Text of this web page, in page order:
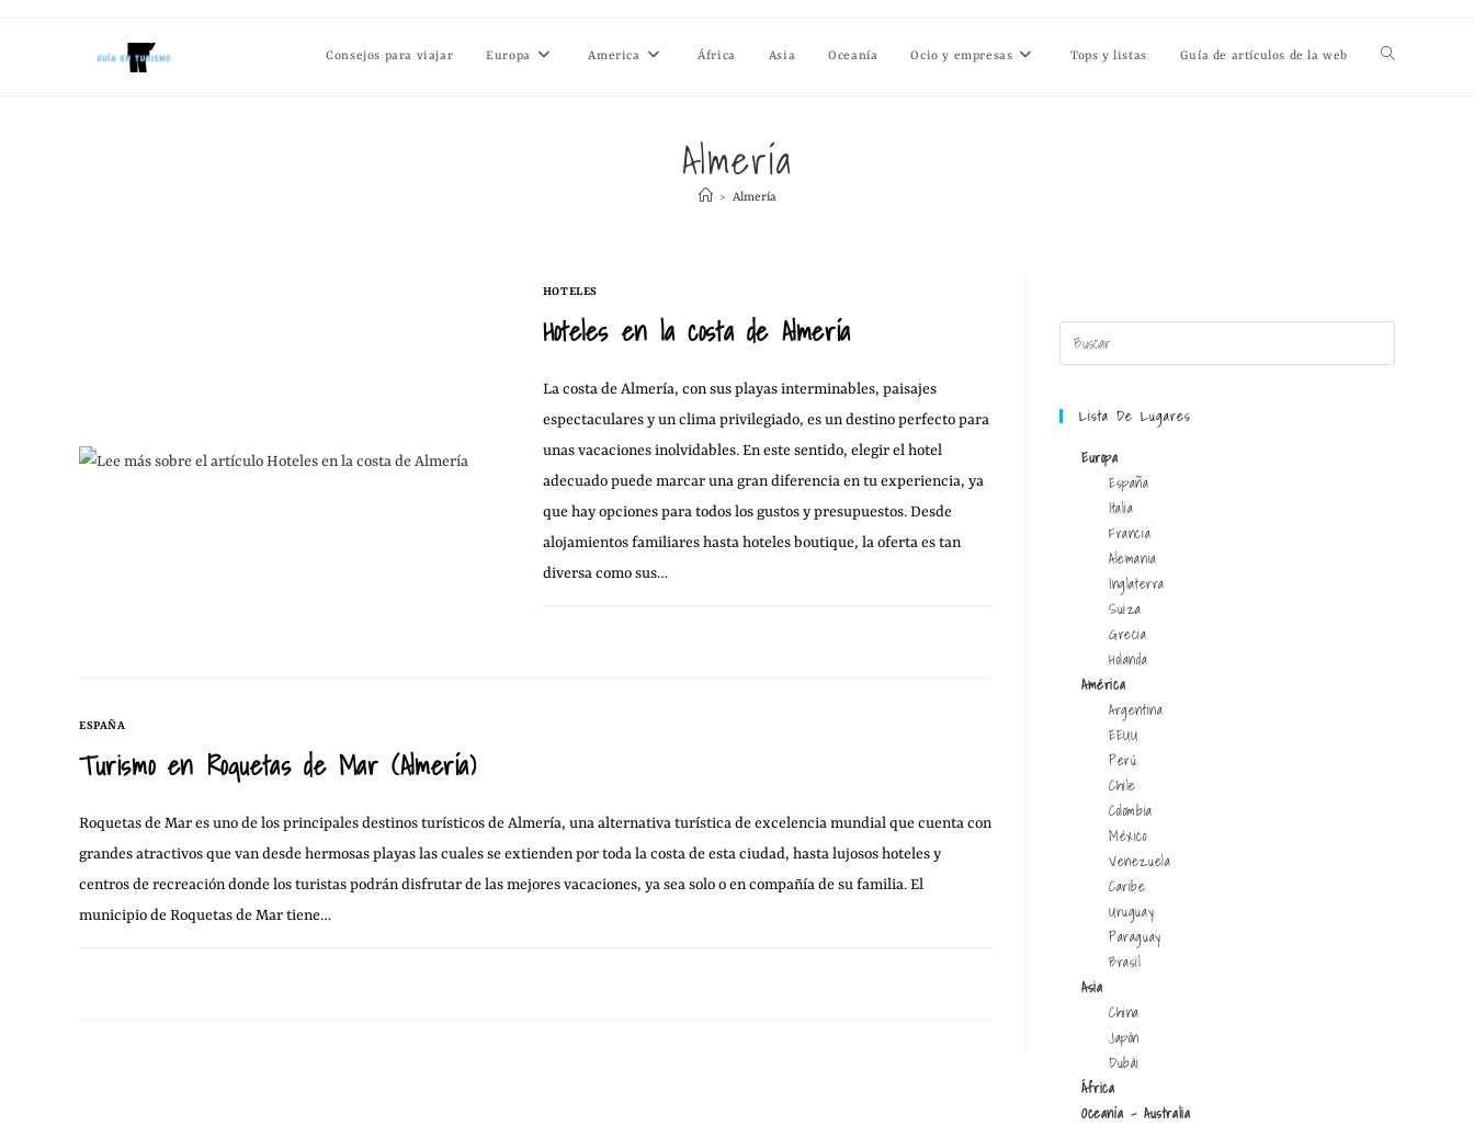
Consejos para viajar Europa America África Asia Oceanía Ocio y empresas Tops y listas Guía de artículos de la web
Almería
> Almería
HOTELES
Hoteles en la costa de Almería
La costa de Almería, con sus playas interminables, paisajes
espectaculares y un clima privilegiado, es un destino perfecto para
unas vacaciones inolvidables. En este sentido, elegir el hotel
adecuado puede marcar una gran diferencia en tu experiencia, ya
que hay opciones para todos los gustos y presupuestos. Desde
alojamientos familiares hasta hoteles boutique, la oferta es tan
diversa como sus…
ESPAÑA
Turismo en Roquetas de Mar (Almería)
Roquetas de Mar es uno de los principales destinos turísticos de Almería, una alternativa turística de excelencia mundial que cuenta con
grandes atractivos que van desde hermosas playas las cuales se extienden por toda la costa de esta ciudad, hasta lujosos hoteles y
centros de recreación donde los turistas podrán disfrutar de las mejores vacaciones, ya sea solo o en compañía de su familia. El
municipio de Roquetas de Mar tiene…
Lista De Lugares
Europa
España
Italia
Francia
Alemania
Inglaterra
Suiza
Grecia
Holanda
América
Argentina
EEUU
Perú
Chile
Colombia
México
Venezuela
Caribe
Uruguay
Paraguay
Brasil
Asia
China
Japón
Dubái
África
Oceanía - Australia